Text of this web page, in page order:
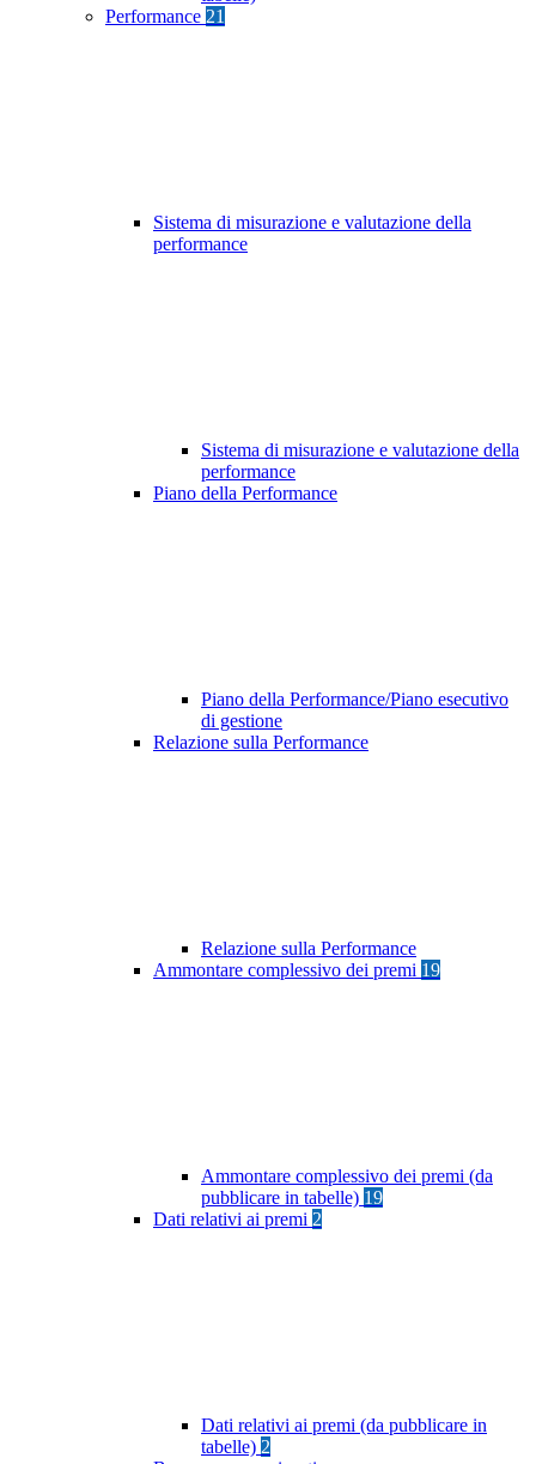
Performance 21
Sistema di misurazione e valutazione della
performance
Sistema di misurazione e valutazione della
performance
Piano della Performance
Piano della Performance/Piano esecutivo
di gestione
Relazione sulla Performance
Relazione sulla Performance
Ammontare complessivo dei premi 19
Ammontare complessivo dei premi (da
pubblicare in tabelle) 19
Dati relativi ai premi 2
Dati relativi ai premi (da pubblicare in
tabelle) 2